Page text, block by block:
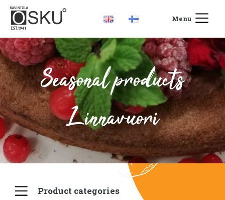
Menu
Seasonal products
Linnavuori
Product categories